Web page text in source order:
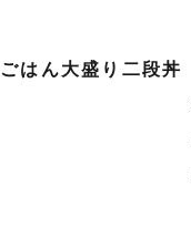
ごはん大盛り二段丼